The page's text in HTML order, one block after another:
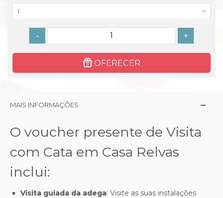
1
- +
OFERECER
MAIS INFORMAÇÕES
O voucher presente de Visita
com Cata em Casa Relvas
inclui:
Visita guiada da adega: Visite as suas instalações